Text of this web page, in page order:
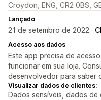
Croydon, ENG, CR2 0BS,
Lançado
21 de setembro de 2022 ·
Acesso aos dados
Este app precisa de
funcionar em sua loja.
desenvolvedor para saber
Visualizar dados de clientes:
Dados sensíveis, dados